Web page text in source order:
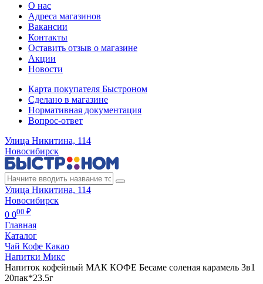
О нас
Адреса магазинов
Вакансии
Контакты
Оставить отзыв о магазине
Акции
Новости
Карта покупателя Быстроном
Сделано в магазине
Нормативная документация
Вопрос-ответ
Улица Никитина, 114
Новосибирск
Улица Никитина, 114
Новосибирск
0 000 ₽
Главная
Каталог
Чай Кофе Какао
Напитки Микс
Напиток кофейный МАК КОФЕ Бесаме соленая карамель 3в1
20пак*23.5г